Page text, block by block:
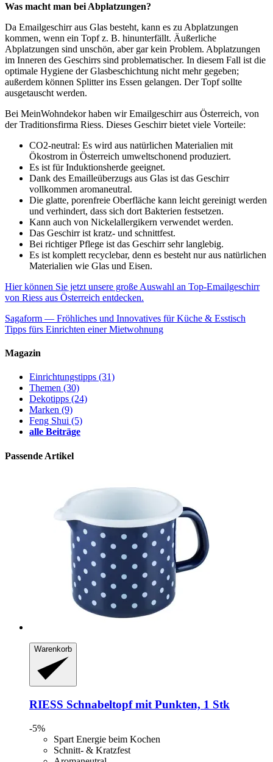
Was macht man bei Abplatzungen?
Da Emailgeschirr aus Glas besteht, kann es zu Abplatzungen
kommen, wenn ein Topf z. B. hinunterfällt. Äußerliche
Abplatzungen sind unschön, aber gar kein Problem. Abplatzungen
im Inneren des Geschirrs sind problematischer. In diesem Fall ist die
optimale Hygiene der Glasbeschichtung nicht mehr gegeben;
außerdem können Splitter ins Essen gelangen. Der Topf sollte
ausgetauscht werden.
Bei MeinWohndekor haben wir Emailgeschirr aus Österreich, von
der Traditionsfirma Riess. Dieses Geschirr bietet viele Vorteile:
CO2-neutral: Es wird aus natürlichen Materialien mit
Ökostrom in Österreich umweltschonend produziert.
Es ist für Induktionsherde geeignet.
Dank des Emailleüberzugs aus Glas ist das Geschirr
vollkommen aromaneutral.
Die glatte, porenfreie Oberfläche kann leicht gereinigt werden
und verhindert, dass sich dort Bakterien festsetzen.
Kann auch von Nickelallergikern verwendet werden.
Das Geschirr ist kratz- und schnittfest.
Bei richtiger Pflege ist das Geschirr sehr langlebig.
Es ist komplett recyclebar, denn es besteht nur aus natürlichen
Materialien wie Glas und Eisen.
Hier können Sie jetzt unsere große Auswahl an Top-Emailgeschirr
von Riess aus Österreich entdecken.
Sagaform — Fröhliches und Innovatives für Küche & Esstisch
Tipps fürs Einrichten einer Mietwohnung
Magazin
Einrichtungstipps (31)
Themen (30)
Dekotipps (24)
Marken (9)
Feng Shui (5)
alle Beiträge
Passende Artikel
Warenkorb
RIESS Schnabeltopf mit Punkten, 1 Stk
-5%
Spart Energie beim Kochen
Schnitt- & Kratzfest